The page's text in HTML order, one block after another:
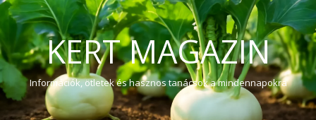
KERT MAGAZIN
Információk, ötletek és hasznos tanácsok a mindennapokra